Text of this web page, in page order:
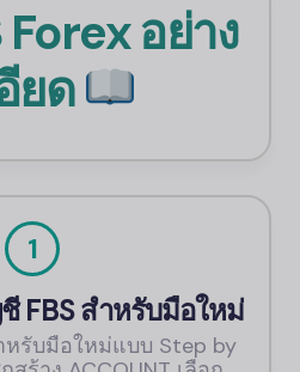
Forex อย่าง
ยด
1
FBSสำหรับมือใหม่
หรับมือใหม่แบบ Step by